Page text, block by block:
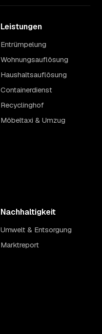
Leistungen
Entrümpelung
Wohnungsauflösung
Haushaltsauflösung
Containerdienst
Recyclinghof
Möbeltaxi & Umzug
Nachhaltigkeit
Umwelt & Entsorgung
Marktreport